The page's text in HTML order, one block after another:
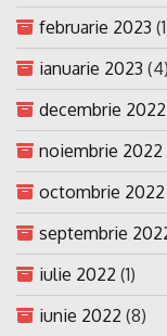
februarie 2023
ianuarie 2023 (4)
decembrie 2022
noiembrie 2022
octombrie 2022
septembrie
iulie 2022 (1)
iunie 2022 (8)